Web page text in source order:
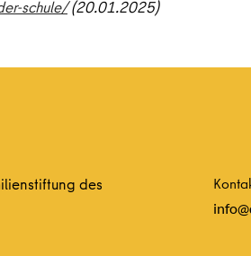
schule/(20.01.2025)
des